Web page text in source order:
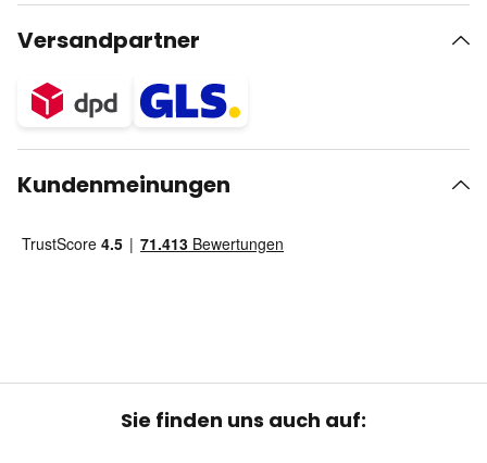
Versandpartner
Kundenmeinungen
Sie finden uns auch auf: